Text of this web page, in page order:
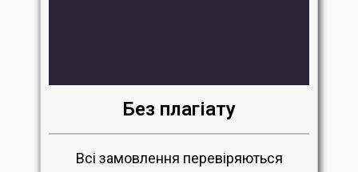
Без плагіату
Всі замовлення перевіряються